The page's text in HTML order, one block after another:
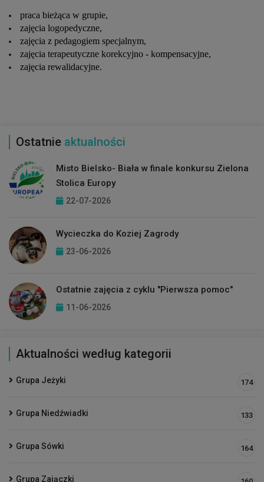
praca bieżąca w grupie,
zajęcia logopedyczne,
zajęcia z pedagogiem specjalnym,
zajęcia terapeutyczne korekcyjno - kompensacyjne,
zajęcia rewalidacyjne.
Ostatnie aktualności
Misto Bielsko- Biała w finale konkursu Zielona
Stolica Europy
22-07-2026
Wycieczka do Koziej Zagrody
23-06-2026
Ostatnie zajęcia z cyklu "Pierwsza pomoc"
11-06-2026
Aktualności według kategorii
Grupa Jeżyki 174
Grupa Niedźwiadki 133
Grupa Sówki 164
Grupa Zajączki